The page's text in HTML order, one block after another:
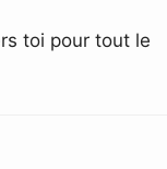
toi pour tout le